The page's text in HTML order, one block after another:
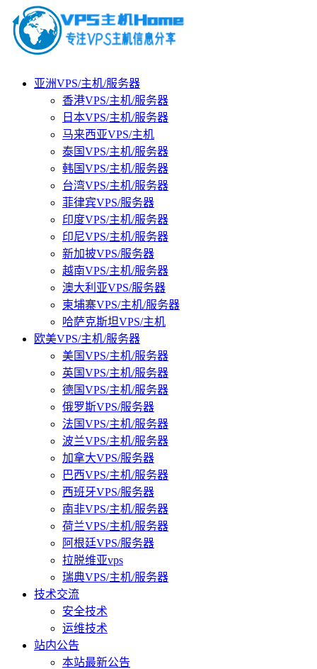
亚洲VPS/主机/服务器
香港VPS/主机/服务器
日本VPS/主机/服务器
马来西亚VPS/主机
泰国VPS/主机/服务器
韩国VPS/主机/服务器
台湾VPS/主机/服务器
菲律宾VPS/服务器
印度VPS/主机/服务器
印尼VPS/主机/服务器
新加披VPS/服务器
越南VPS/主机/服务器
澳大利亚VPS/服务器
柬埔寨VPS/主机/服务器
哈萨克斯坦VPS/主机
欧美VPS/主机/服务器
美国VPS/主机/服务器
英国VPS/主机/服务器
德国VPS/主机/服务器
俄罗斯VPS/服务器
法国VPS/主机/服务器
波兰VPS/主机/服务器
加拿大VPS/服务器
巴西VPS/主机/服务器
西班牙VPS/服务器
南非VPS/主机/服务器
荷兰VPS/主机/服务器
阿根廷VPS/服务器
拉脱维亚vps
瑞典VPS/主机/服务器
技术交流
安全技术
运维技术
站内公告
本站最新公告